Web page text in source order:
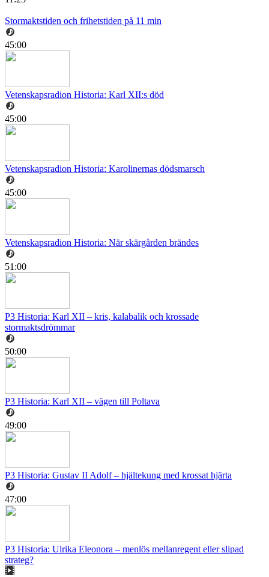
Stormaktstiden och frihetstiden på 11 min
45:00
Vetenskapsradion Historia: Karl XII:s död
45:00
Vetenskapsradion Historia: Karolinernas dödsmarsch
45:00
Vetenskapsradion Historia: När skärgården brändes
51:00
P3 Historia: Karl XII – kris, kalabalik och krossade
stormaktsdrömmar
50:00
P3 Historia: Karl XII – vägen till Poltava
49:00
P3 Historia: Gustav II Adolf – hjältekung med krossat hjärta
47:00
P3 Historia: Ulrika Eleonora – menlös mellanregent eller slipad
strateg?